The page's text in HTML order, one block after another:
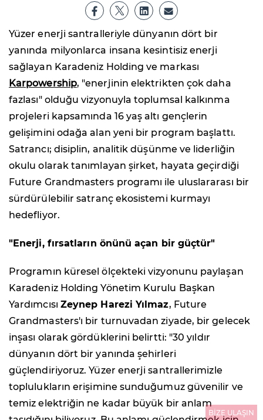
Yüzer enerji santralleriyle dünyanın dört bir
yanında milyonlarca insana kesintisiz enerji
sağlayan Karadeniz Holding ve markası
Karpowership, "enerjinin elektrikten çok daha
fazlası" olduğu vizyonuyla toplumsal kalkınma
projeleri kapsamında 16 yaş altı gençlerin
gelişimini odağa alan yeni bir program başlattı.
Satrancı; disiplin, analitik düşünme ve liderliğin
okulu olarak tanımlayan şirket, hayata geçirdiği
Future Grandmasters programı ile uluslararası bir
sürdürülebilir satranç ekosistemi kurmayı
hedefliyor.
"Enerji, fırsatların önünü açan bir güçtür"
Programın küresel ölçekteki vizyonunu paylaşan
Karadeniz Holding Yönetim Kurulu Başkan
Yardımcısı Zeynep Harezi Yılmaz, Future
Grandmasters'ı bir turnuvadan ziyade, bir gelecek
inşası olarak gördüklerini belirtti: "30 yıldır
dünyanın dört bir yanında şehirleri
güçlendiriyoruz. Yüzer enerji santrallerimizle
toplulukların erişimine sunduğumuz güvenilir ve
temiz elektriğin ne kadar büyük bir anlam
BİZE ULAŞIN